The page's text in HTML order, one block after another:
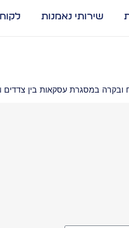
שירותי נאמנות
ובקרה במסגרת עסקאות בין צדדים